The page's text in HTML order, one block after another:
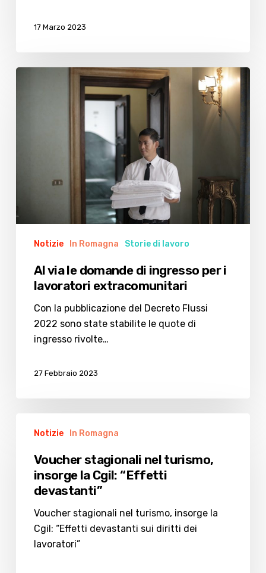
17 Marzo 2023
extracomunitari
Notizie In Romagna Storie di lavoro
Al via le domande di ingresso per i
lavoratori extracomunitari
Con la pubblicazione del Decreto Flussi
2022 sono state stabilite le quote di
ingresso rivolte…
27 Febbraio 2023
stagionali
turismo,
insorge
Cgil:
“Effetti
devastanti”
Notizie In Romagna
Voucher stagionali nel turismo,
insorge la Cgil: “Effetti
devastanti”
Voucher stagionali nel turismo, insorge la
Cgil: “Effetti devastanti sui diritti dei
lavoratori”